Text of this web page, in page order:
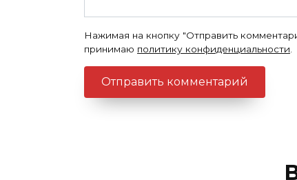
Нажимая на кнопку "Отправить
принимаю политику конфиденциальности.